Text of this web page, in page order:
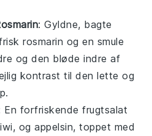
: Gyldne, bagte
rosmarin og en smule
og den bløde indre af
kontrast til den lette og
En forfriskendefrugtsalat
, ogappelsin, toppet med